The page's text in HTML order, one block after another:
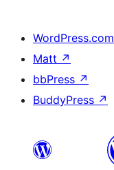
WordPress.com
Matt ↗
bbPress ↗
BuddyPress ↗